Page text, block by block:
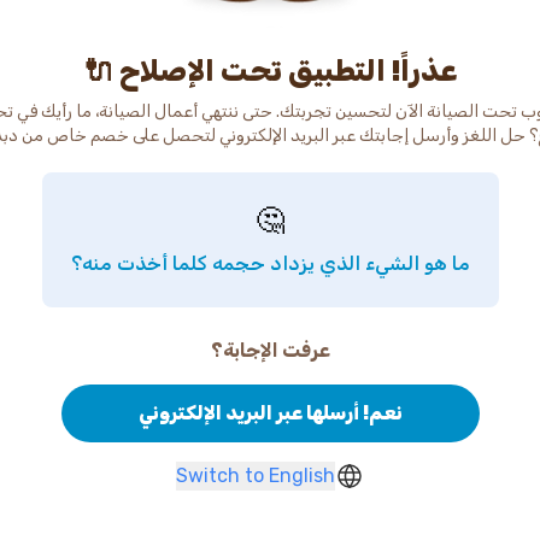
عذراً! التطبيق تحت الإصلاح 🔌
تحت الصيانة الآن لتحسين تجربتك. حتى ننتهي أعمال الصيانة، ما رأيك في
حل اللغز وأرسل إجابتك عبر البريد الإلكتروني لتحصل على خصم خاص من
🤔
ما هو الشيء الذي يزداد حجمه كلما أخذت منه؟
عرفت الإجابة؟
نعم! أرسلها عبر البريد الإلكتروني
Switch to English